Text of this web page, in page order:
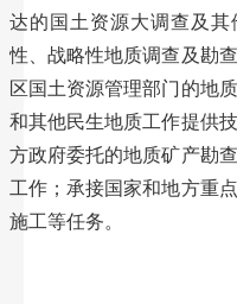
达的国土资源大调查及其
性、战略性地质调查及勘
区国土资源管理部门的地
和其他民生地质工作提供
方政府委托的地质矿产勘
工作；承接国家和地方重
施工等任务。